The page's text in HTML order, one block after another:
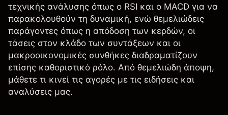
τεχνικής ανάλυσης όπως ο RSI και ο MACD για να
παρακολουθούν τη δυναμική, ενώ θεμελιώδεις
παράγοντες όπως η απόδοση των κερδών, οι
τάσεις στον κλάδο των συντάξεων και οι
μακροοικονομικές συνθήκες διαδραματίζουν
επίσης καθοριστικό ρόλο. Από θεμελιώδη άποψη,
μάθετε τι κινεί τις αγορές με τις ειδήσεις και
αναλύσεις μας.